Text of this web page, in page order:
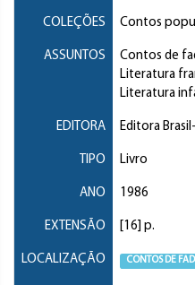
COLEÇÕES Contos
ASSUNTOS
Contos de
Literatura
Literatura
EDITORA Editora
TIPO Livro
ANO 1986
EXTENSÃO [16] p.
LOCALIZAÇÃO CONTOS DE